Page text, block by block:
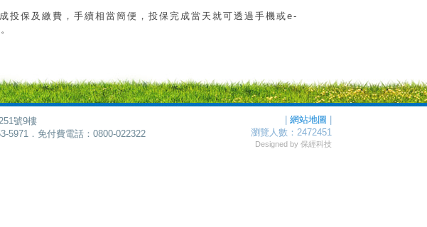
投保及繳費，手續相當簡便，投保完成當天就可透過手機或e-
號9樓
5971．免付費電話：0800-022322
網站地圖
瀏覽人數： 2472451
Designed by 保經科技